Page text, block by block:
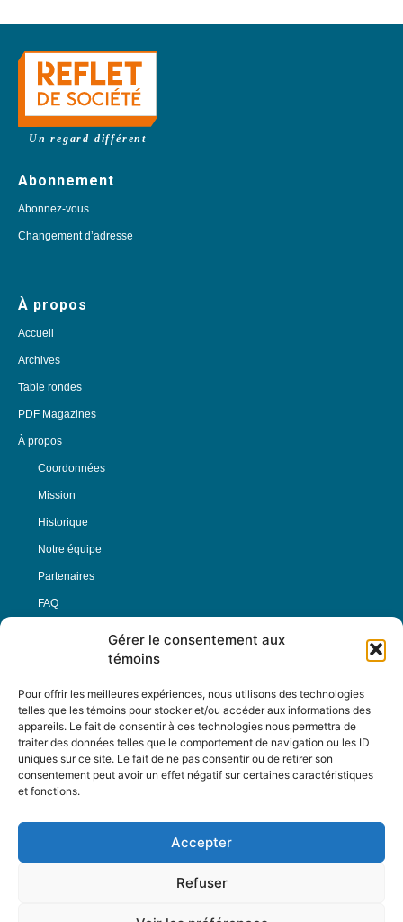
Gérer le consentement aux
témoins
Pour offrir les meilleures expériences, nous utilisons des technologies
telles que les témoins pour stocker et/ou accéder aux informations des
appareils. Le fait de consentir à ces technologies nous permettra de
traiter des données telles que le comportement de navigation ou les ID
uniques sur ce site. Le fait de ne pas consentir ou de retirer son
consentement peut avoir un effet négatif sur certaines caractéristiques
et fonctions.
Accepter
Refuser
Un regard différent
Abonnement
Abonnez-vous
Changement d’adresse
À propos
Accueil
Archives
Table rondes
PDF Magazines
À propos
Coordonnées
Mission
Historique
Notre équipe
Partenaires
FAQ
Nous Suivre
Contactez-nous :
12-3894 rue Sainte-Catherine Est,